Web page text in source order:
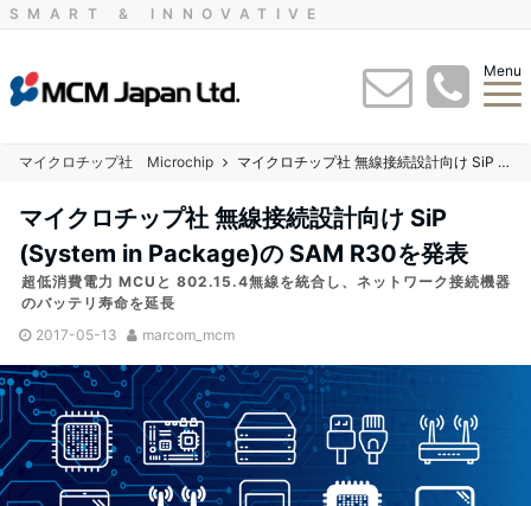
SMART & INNOVATIVE
Menu
マイクロチップ社 Microchip マイクロチップ社 無線接続設計向け SiP (System in Package)の SAM R30を発表
マイクロチップ社 無線接続設計向け SiP
(System in Package)の SAM R30を発表
超低消費電力 MCUと 802.15.4無線を統合し、ネットワーク接続機器
のバッテリ寿命を延長
2017-05-13
marcom_mcm